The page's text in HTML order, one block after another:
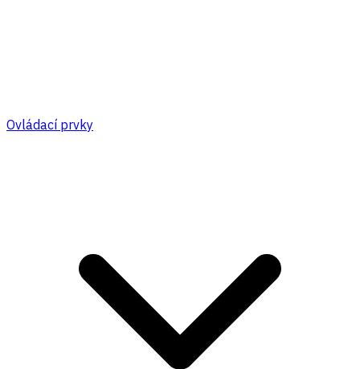
Ovládací prvky